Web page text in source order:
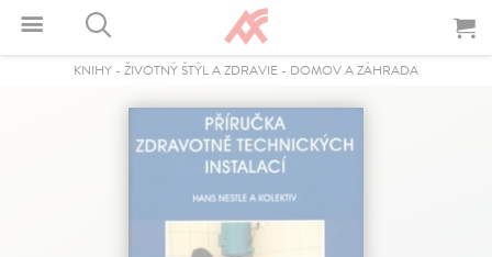
KNIHY - ŽIVOTNÝ ŠTÝL A ZDRAVIE - DOMOV A ZÁHRADA